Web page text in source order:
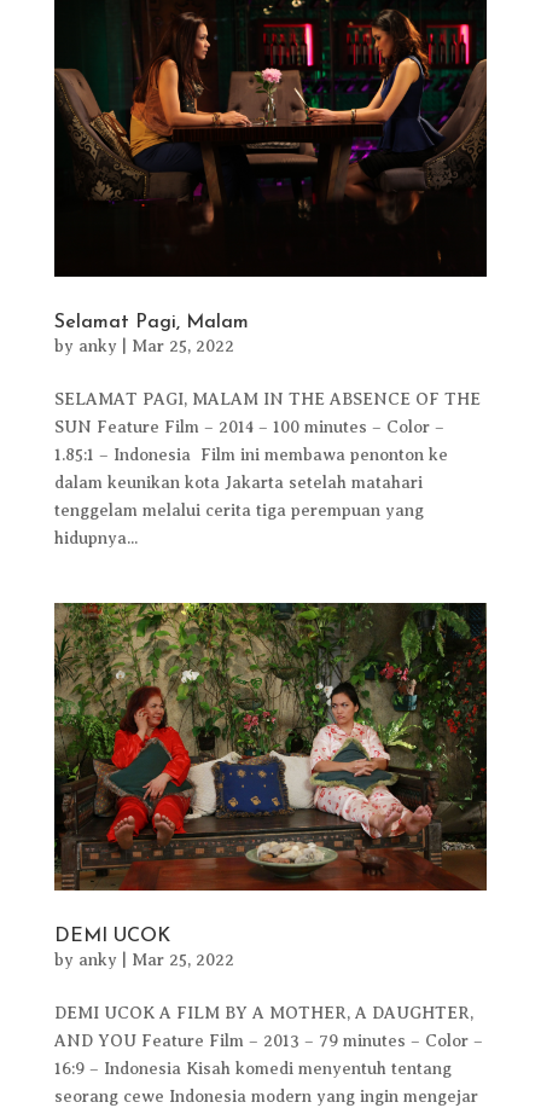
Selamat Pagi, Malam
by anky Mar 25, 2022
SELAMAT PAGI, MALAM IN THE ABSENCE OF THE
SUN Feature Film – 2014 – 100 minutes – Color –
1.85:1 – Indonesia Film ini membawa penonton ke
dalam keunikan kota Jakarta setelah matahari
tenggelam melalui cerita tiga perempuan yang
hidupnya...
DEMI UCOK
by anky Mar 25, 2022
DEMI UCOK A FILM BY A MOTHER, A DAUGHTER,
AND YOU Feature Film – 2013 – 79 minutes – Color –
16:9 – Indonesia Kisah komedi menyentuh tentang
seorang cewe Indonesia modern yang ingin mengejar